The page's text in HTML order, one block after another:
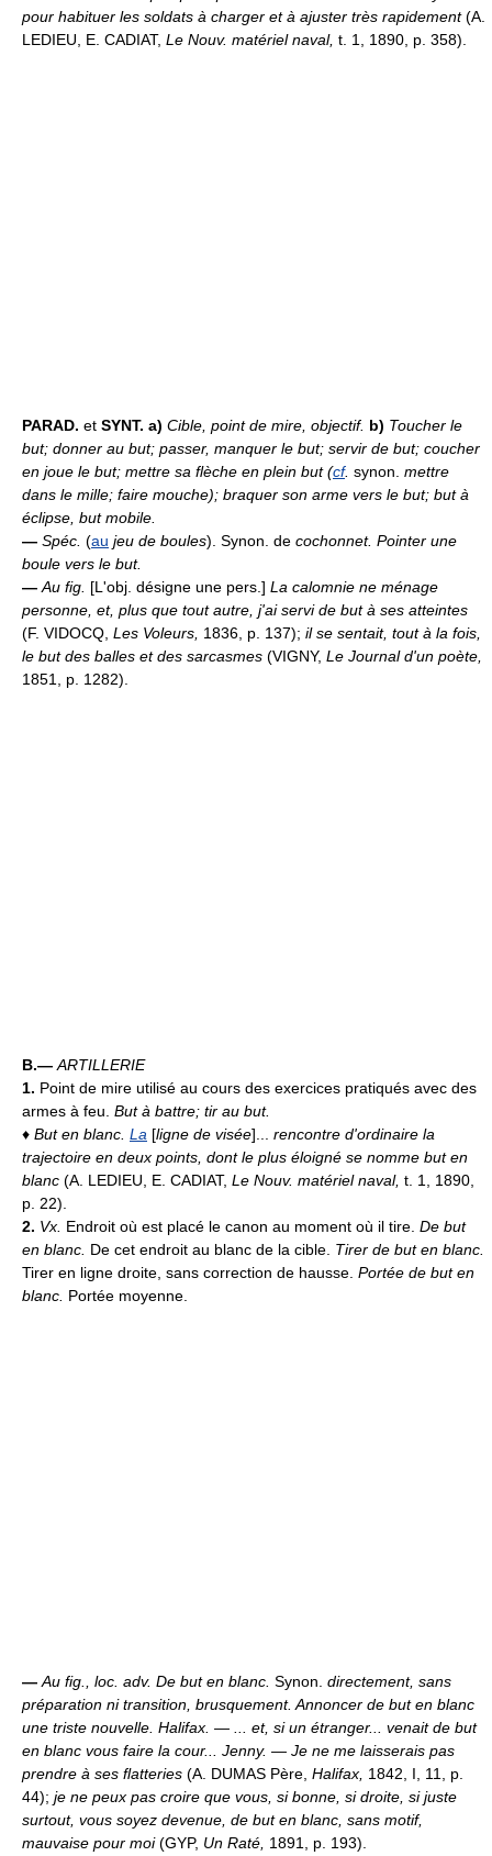
pour habituer les soldats à charger et à ajuster très rapidement(A.
LEDIEU, E. CADIAT, Le Nouv. matériel naval, t. 1, 1890, p. 358).
PARAD. et SYNT. a) Cible, point de mire, objectif. b) Toucher le
but; donner au but; passer, manquer le but; servir de but; coucher
en joue le but; mettre sa flèche en plein but (cf. synon. mettre
dans le mille; faire mouche); braquer son arme vers le but; but à
éclipse, but mobile.
— Spéc. (au jeu de boules). Synon. de cochonnet. Pointer une
boule vers le but.
— Au fig. [L'obj. désigne une pers.] La calomnie ne ménage
personne, et, plus que tout autre, j'ai servi de but à ses atteintes
(F. VIDOCQ, Les Voleurs, 1836, p. 137); il se sentait, tout à la fois,
le but des balles et des sarcasmes (VIGNY, Le Journal d'un poète,
1851, p. 1282).
B.— ARTILLERIE
1. Point de mire utilisé au cours des exercices pratiqués avec des
armes à feu. But à battre; tir au but.
♦ But en blanc. La [ligne de visée]... rencontre d'ordinaire la
trajectoire en deux points, dont le plus éloigné se nomme but en
blanc (A. LEDIEU, E. CADIAT, Le Nouv. matériel naval, t. 1, 1890,
p. 22).
2. Vx. Endroit où est placé le canon au moment où il tire. De but
en blanc. De cet endroit au blanc de la cible. Tirer de but en blanc.
Tirer en ligne droite, sans correction de hausse. Portée de but en
blanc. Portée moyenne.
— Au fig., loc. adv. De but en blanc. Synon. directement, sans
préparation ni transition, brusquement. Annoncer de but en blanc
une triste nouvelle. Halifax. — ... et, si un étranger... venait de but
en blanc vous faire la cour... Jenny. — Je ne me laisserais pas
prendre à ses flatteries (A. DUMAS Père, Halifax, 1842, I, 11, p.
44); je ne peux pas croire que vous, si bonne, si droite, si juste
surtout, vous soyez devenue, de but en blanc, sans motif,
mauvaise pour moi(GYP, Un Raté, 1891, p. 193).